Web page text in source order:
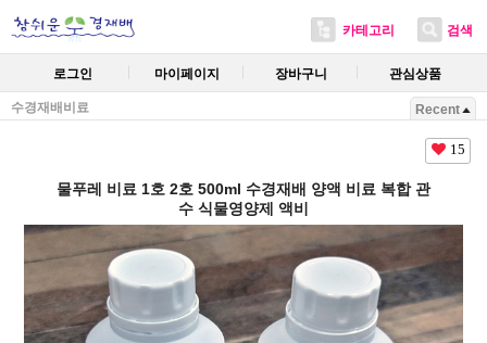
카테고리 검색
로그인 마이페이지 장바구니 관심상품
수경재배비료 Recent
15
물푸레 비료 1호 2호 500ml 수경재배 양액 비료 복합 관
수 식물영양제 액비